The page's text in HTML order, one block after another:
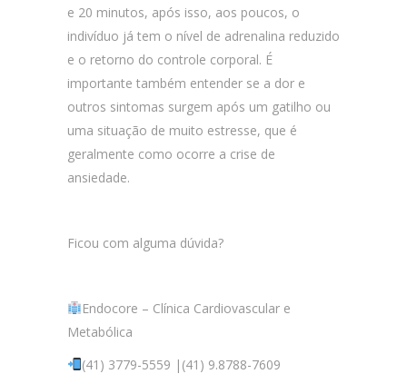
e 20 minutos, após isso, aos poucos, o
indivíduo já tem o nível de adrenalina reduzido
e o retorno do controle corporal. É
importante também entender se a dor e
outros sintomas surgem após um gatilho ou
uma situação de muito estresse, que é
geralmente como ocorre a crise de
ansiedade.
Ficou com alguma dúvida?
Endocore – Clínica Cardiovascular e
Metabólica
(41) 3779-5559 |(41) 9.8788-7609